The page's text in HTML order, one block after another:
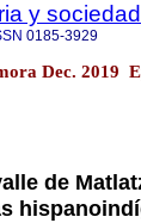
y sociedad
0185-3929
Dec. 2019
de